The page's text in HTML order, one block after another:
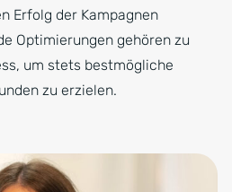
Erfolg der Kampagnen
Optimierungen gehören zu
um stets bestmögliche
zu erzielen.